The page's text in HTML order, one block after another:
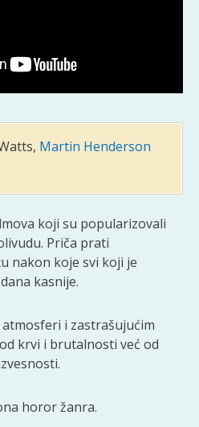
Martin Henderson
koji su popularizovali
Priča prati
nakon koje svi koji je
kasnije.
i zastrašujućim
krvi i brutalnosti već od
horor žanra.